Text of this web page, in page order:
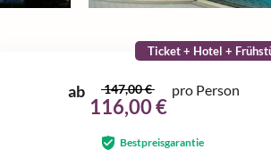
Ticket + Hotel +
ab 147,00 €
116,00 €
pro Person
Bestpreisgarantie